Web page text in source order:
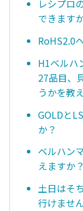
レシプロ
できます
RoHS2.0
H1ベルハ
27品目、
うかを教
GOLDと
か？
ベルハン
えますか？
土日はそ
行けませ